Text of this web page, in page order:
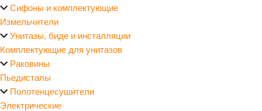
Сифоны и комплектующие
Измельчители
Унитазы, биде и инсталляции
Комплектующие для унитазов
Раковины
Пьедисталы
Полотенцесушители
Электрические